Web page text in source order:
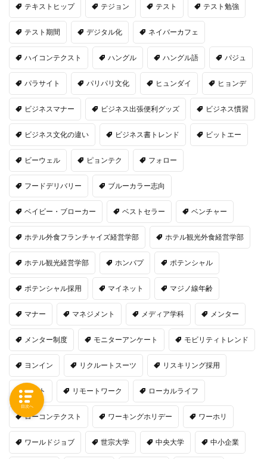
テキストヒップ テジョン テスト テスト勉強
テスト期間 デジタル化 ネイバーカフェ
ハイコンテクスト ハングル ハングル語 パジュ
パラサイト パリパリ文化 ヒュンダイ ヒョンデ
ビジネスマナー ビジネス出張便利グッズ ビジネス慣習
ビジネス文化の違い ビジネス書トレンド ビットエー
ビーウェル ピョンテク フォロー
フードデリバリー ブルーカラー志向
ベイビー・ブローカー ベストセラー ベンチャー
ホテル外食フランチャイズ経営学部 ホテル観光外食経営学部
ホテル観光経営学部 ホンバプ ポテンシャル
ポテンシャル採用 マイネット マジノ線年齢
マナー マネジメント メディア学科 メンター
メンター制度 モニターアンケート モビリティトレンド
ヨンイン リクルートスーツ リスキリング採用
リスト リモートワーク ローカルライフ
ローコンテクスト ワーキングホリデー ワーホリ
ワールドジョブ 世宗大学 中央大学 中小企業
目次へ